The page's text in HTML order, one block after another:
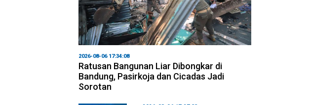
2026-08-06 17:34:08
Ratusan Bangunan Liar Dibongkar di
Bandung, Pasirkoja dan Cicadas Jadi
Sorotan